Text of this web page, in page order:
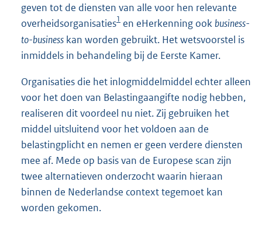
geven tot de diensten van alle voor hen relevante
overheidsorganisaties1 en eHerkenning ookbusiness-
to-business kan worden gebruikt. Het wetsvoorstel is
inmiddels in behandeling bij de Eerste Kamer.
Organisaties die het inlogmiddelmiddel echter alleen
voor het doen van Belastingaangifte nodig hebben,
realiseren dit voordeel nu niet. Zij gebruiken het
middel uitsluitend voor het voldoen aan de
belastingplicht en nemen er geen verdere diensten
mee af. Mede op basis van de Europese scan zijn
twee alternatieven onderzocht waarin hieraan
binnen de Nederlandse context tegemoet kan
worden gekomen.